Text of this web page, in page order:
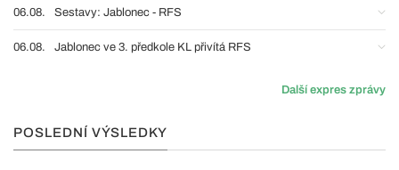
06.08. Sestavy: Jablonec - RFS
06.08. Jablonec ve 3. předkole KL přivítá RFS
Další expres zprávy
POSLEDNÍ VÝSLEDKY